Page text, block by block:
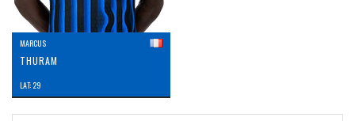
MARCUS
THURAM
LAT: 29